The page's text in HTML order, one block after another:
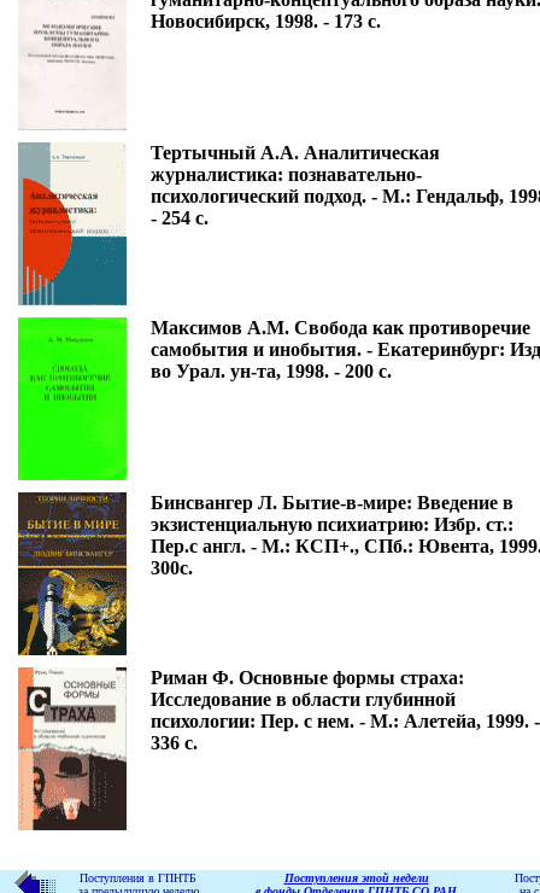
Новосибирск, 1998. - 173 с.
Тертычный А.А. Аналитическая
журналистика: познавательно-
психологический подход. - М.: Гендальф,
- 254 с.
Максимов А.М. Свобода как противоречие
самобытия и инобытия. - Екатеринбург:
во Урал. ун-та, 1998. - 200 с.
Бинсвангер Л. Бытие-в-мире: Введение в
экзистенциальную психиатрию: Избр. ст.:
Пер.с англ. - М.: КСП+., СПб.: Ювента,
300с.
Риман Ф. Основные формы страха:
Исследование в области глубинной
психологии: Пер. с нем. - М.: Алетейа, 1999. -
336 с.
Поступления в ГПНТБ
Поступления этой недели